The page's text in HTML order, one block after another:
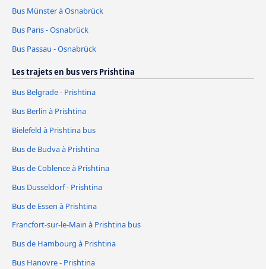
Bus Münster à Osnabrück
Bus Paris - Osnabrück
Bus Passau - Osnabrück
Les trajets en bus vers Prishtina
Bus Belgrade - Prishtina
Bus Berlin à Prishtina
Bielefeld à Prishtina bus
Bus de Budva à Prishtina
Bus de Coblence à Prishtina
Bus Dusseldorf - Prishtina
Bus de Essen à Prishtina
Francfort-sur-le-Main à Prishtina bus
Bus de Hambourg à Prishtina
Bus Hanovre - Prishtina